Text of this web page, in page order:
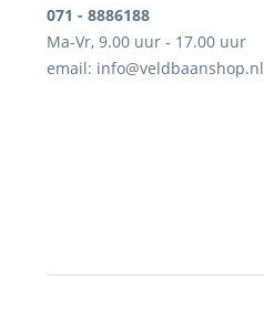
071 - 8886188
Ma-Vr, 9.00 uur - 17.00 uur
email: info@veldbaanshop.nl